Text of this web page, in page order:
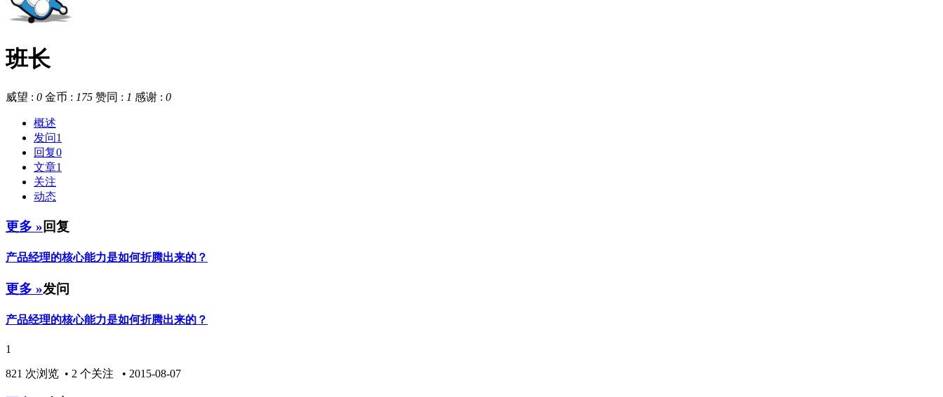
班长
威望 : 0 金币 : 175 赞同 : 1 感谢 : 0
概述
发问1
回复0
文章1
关注
动态
更多 »回复
产品经理的核心能力是如何折腾出来的？
更多 »发问
产品经理的核心能力是如何折腾出来的？
1
821 次浏览 • 2 个关注 • 2015-08-07